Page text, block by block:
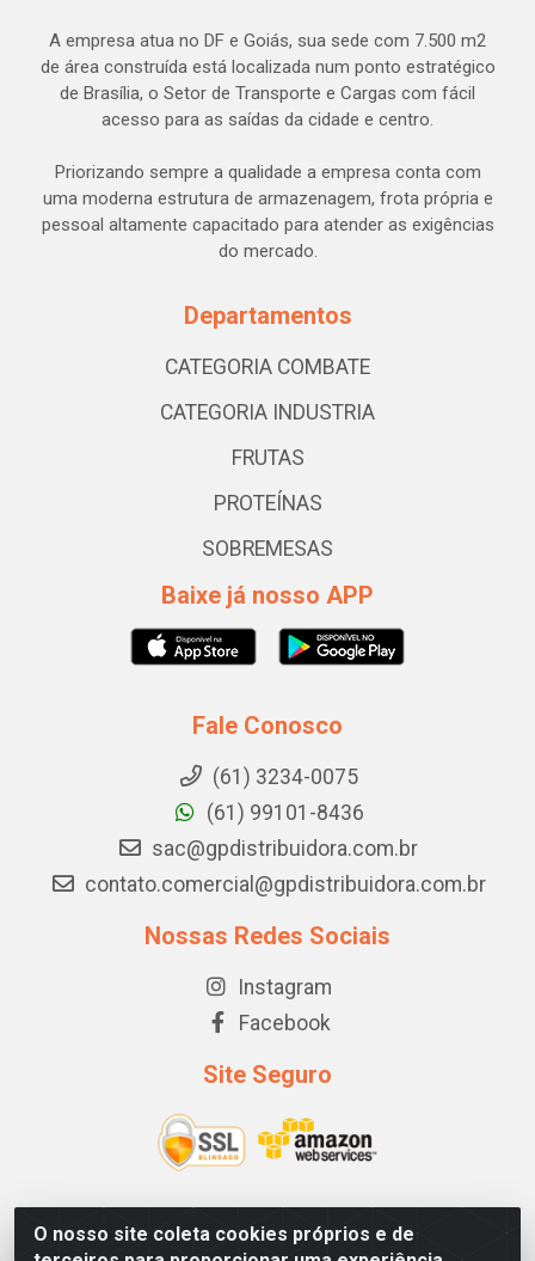
O nosso site coleta cookies próprios e de
A empresa atua no DF e Goiás, sua sede com 7.500 m2
de área construída está localizada num ponto estratégico
de Brasília, o Setor de Transporte e Cargas com fácil
acesso para as saídas da cidade e centro.
Priorizando sempre a qualidade a empresa conta com
uma moderna estrutura de armazenagem, frota própria e
pessoal altamente capacitado para atender as exigências
do mercado.
Departamentos
CATEGORIA COMBATE
CATEGORIA INDUSTRIA
FRUTAS
PROTEÍNAS
SOBREMESAS
Baixe já nosso APP
Fale Conosco
(61) 3234-0075
(61) 99101-8436
sac@gpdistribuidora.com.br
contato.comercial@gpdistribuidora.com.br
Nossas Redes Sociais
Instagram
Facebook
Site Seguro
GP DISTRIBUIDORA - STRC TRECHO 1, LOTE 03/04 CJ A